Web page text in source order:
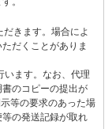
きます。場合によ
だくことがありま
ます。なお、代理
のコピーの提出が
等の要求のあった場
の発送記録が取れ